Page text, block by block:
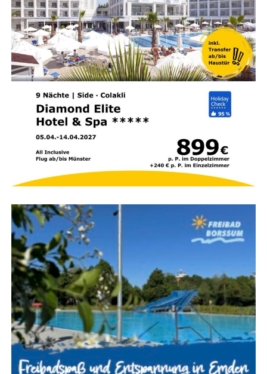
Kin­der­be­treu­ung:Gibt es qua­li­fi­zier­te Betreu­ung
in alters­ge­recht auf­ge­teil­ten Gruppen?
Sprach­an­ge­bot:Wer­den die Akti­vi­tä­ten im Kids-
Club auch auf Deutsch oder mehr­spra­chig
angeboten?
Strand­si­cher­heit:
sind aus­ge­bil­de­te Ret­tungs­schwim­mer vor Ort?
Medi­zi­ni­sche Ver­sor­gung:Wie schnell ist im Not­
fall der nächs­te Arzt oder ein Kran­ken­haus
erreichbar?
Zim­mer­aus­stat­tung:
Bie­tet das Hotel geräu­mi­ge
Fami­li­en­zim­mer mit Baby­aus­stat­tung (Git­ter­bett,
Baby­phon, Wasserkocher)?
Kuli­na­rik:Ste­hen meh­re­re À‑la-car­te-Restau­rants
zur Ver­fü­gung, um kuli­na­ri­sche Abwechs­lung zum
Buf­fet zu bieten?
Wäh­rend All-Inclu­si­ve extrem prak­tisch ist, schwankt die